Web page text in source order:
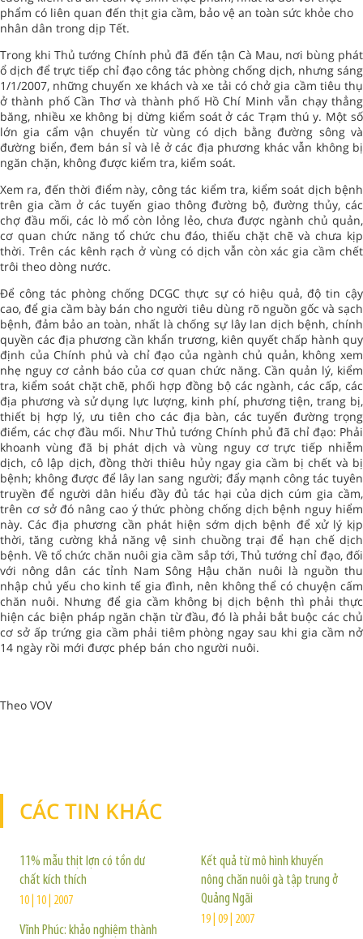
phẩm có liên quan đến thịt gia cầm, bảo vệ an toàn sức khỏe cho
nhân dân trong dịp Tết.
Trong khi Thủ tướng Chính phủ đã đến tận Cà Mau, nơi bùng phát
ổ dịch để trực tiếp chỉ đạo công tác phòng chống dịch, nhưng sáng
1/1/2007, những chuyến xe khách và xe tải có chở gia cầm tiêu thụ
ở thành phố Cần Thơ và thành phố Hồ Chí Minh vẫn chạy thẳng
băng, nhiều xe không bị dừng kiểm soát ở các Trạm thú y. Một số
lớn gia cẩm vận chuyển từ vùng có dịch bằng đường sông và
đường biển, đem bán sỉ và lẻ ở các địa phương khác vẫn không bị
ngăn chặn, không được kiểm tra, kiểm soát.
Xem ra, đến thời điểm này, công tác kiểm tra, kiểm soát dịch bệnh
trên gia cầm ở các tuyến giao thông đường bộ, đường thủy, các
chợ đầu mối, các lò mổ còn lỏng lẻo, chưa được ngành chủ quản,
cơ quan chức năng tổ chức chu đáo, thiếu chặt chẽ và chưa kịp
thời. Trên các kênh rạch ở vùng có dịch vẫn còn xác gia cầm chết
trôi theo dòng nước.
Để công tác phòng chống DCGC thực sự có hiệu quả, độ tin cậy
cao, để gia cầm bày bán cho người tiêu dùng rõ nguồn gốc và sạch
bệnh, đảm bảo an toàn, nhất là chống sự lây lan dịch bệnh, chính
quyền các địa phương cần khẩn trương, kiên quyết chấp hành quy
định của Chính phủ và chỉ đạo của ngành chủ quản, không xem
nhẹ nguy cơ cảnh báo của cơ quan chức năng. Cần quản lý, kiểm
tra, kiểm soát chặt chẽ, phối hợp đồng bộ các ngành, các cấp, các
địa phương và sử dụng lực lượng, kinh phí, phương tiện, trang bị,
thiết bị hợp lý, ưu tiên cho các địa bàn, các tuyến đường trọng
điểm, các chợ đầu mối. Như Thủ tướng Chính phủ đã chỉ đạo: Phải
khoanh vùng đã bị phát dịch và vùng nguy cơ trực tiếp nhiễm
dịch, cô lập dịch, đồng thời thiêu hủy ngay gia cầm bị chết và bị
bệnh; không được để lây lan sang người; đẩy mạnh công tác tuyên
truyền để người dân hiểu đầy đủ tác hại của dịch cúm gia cầm,
trên cơ sở đó nâng cao ý thức phòng chống dịch bệnh nguy hiểm
này. Các địa phương cần phát hiện sớm dịch bệnh để xử lý kịp
thời, tăng cường khả năng vệ sinh chuồng trại để hạn chế dịch
bệnh. Về tổ chức chăn nuôi gia cầm sắp tới, Thủ tướng chỉ đạo, đối
với nông dân các tỉnh Nam Sông Hậu chăn nuôi là nguồn thu
nhập chủ yếu cho kinh tế gia đình, nên không thể có chuyện cấm
chăn nuôi. Nhưng để gia cầm không bị dịch bệnh thì phải thực
hiện các biện pháp ngăn chặn từ đầu, đó là phải bắt buộc các chủ
cơ sở ấp trứng gia cầm phải tiêm phòng ngay sau khi gia cầm nở
14 ngày rồi mới được phép bán cho người nuôi.
Theo VOV
CÁC TIN KHÁC
11% mẫu thịt lợn có tồn dư
chất kích thích
10 | 10 | 2007
Vĩnh Phúc: khảo nghiệm thành
Kết quả từ mô hình khuyến
nông chăn nuôi gà tập trung ở
Quảng Ngãi
19 | 09 | 2007